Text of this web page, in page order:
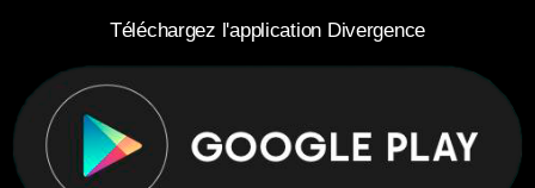
Téléchargez l'application Divergence